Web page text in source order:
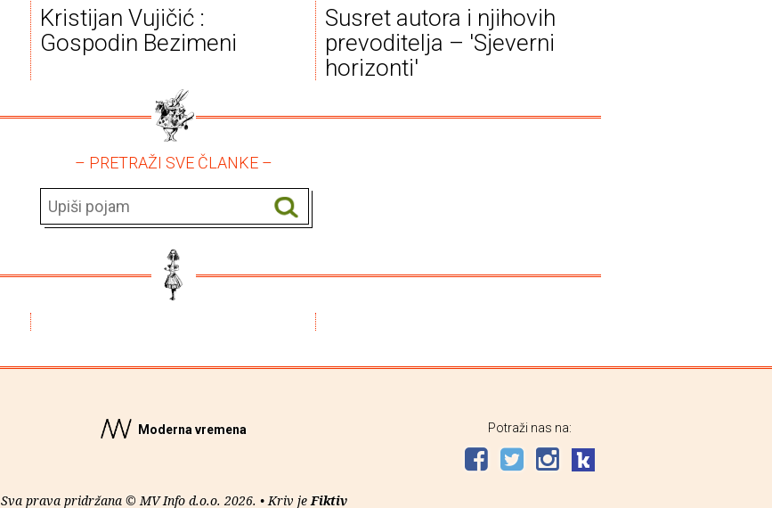
Kristijan Vujičić :
Gospodin Bezimeni
Susret autora i njihovih
prevoditelja – 'Sjeverni
horizonti'
– PRETRAŽI SVE ČLANKE –
Moderna vremena
Sva prava pridržana © MV Info d.o.o. 2026. • Kriv jeFiktiv
Potraži nas na: